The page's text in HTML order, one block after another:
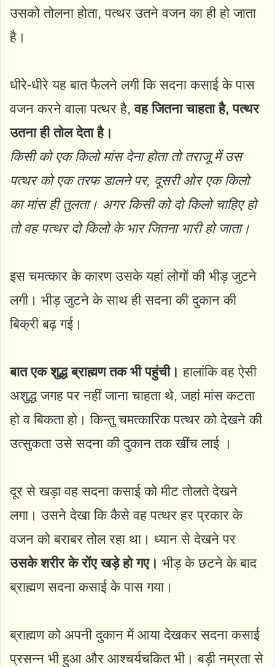
उसको तोलना होता, पत्थर उतने वजन का ही हो जाता
है।
धीरे-धीरे यह बात फैलने लगी कि सदना कसाई के पास
वजन करने वाला पत्थर है,वह जितना चाहता है, पत्थर
उतना ही तोल देता है।
किसी को एक किलो मांस देना होता तो तराजू में उस
पत्थर को एक तरफ डालने पर, दूसरी ओर एक किलो
का मांस ही तुलता। अगर किसी को दो किलो चाहिए हो
तो वह पत्थर दो किलो के भार जितना भारी हो जाता।
इस चमत्कार के कारण उसके यहां लोगों की भीड़ जुटने
लगी। भीड़ जुटने के साथ ही सदना की दुकान की
बिक्री बढ़ गई।
बात एक शुद्ध ब्राह्मण तक भी पहुंची। हालांकि वह ऐसी
अशुद्ध जगह पर नहीं जाना चाहता थे, जहां मांस कटता
हो व बिकता हो। किन्तु चमत्कारिक पत्थर को देखने की
उत्सुकता उसे सदना की दुकान तक खींच लाई ।
दूर से खड़ा वह सदना कसाई को मीट तोलते देखने
लगा। उसने देखा कि कैसे वह पत्थर हर प्रकार के
वजन को बराबर तोल रहा था। ध्यान से देखने पर
उसके शरीर के रोंए खड़े हो गए। भीड़ के छटने के बाद
ब्राह्मण सदना कसाई के पास गया।
ब्राह्मण को अपनी दुकान में आया देखकर सदना कसाई
प्रसन्न भी हुआ और आश्चर्यचकित भी। बड़ी नम्रता से